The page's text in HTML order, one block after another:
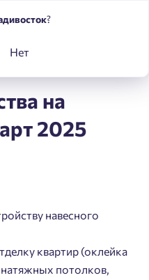
на Улановой, 6 | март 2025
на
2025
навесного
квартир (оклейка
потолков,
?
Нет